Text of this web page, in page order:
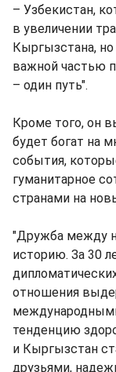
– Узбекистан,
в увеличении
Кыргызстана,
важной частью
– один путь".
Кроме того, он
будет богат на
события,
гуманитарное
странами на
"Дружба между
историю. За 30
отношения
тенденцию
и Кыргызстан
друзьями,